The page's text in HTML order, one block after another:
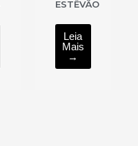
ESTÊVÃO
Leia
Mais
→